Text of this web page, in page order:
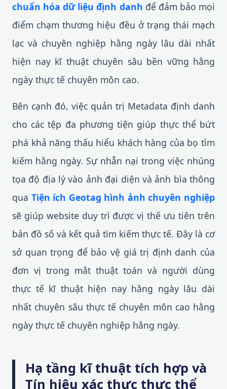
chuẩn hóa dữ liệu định danh để đảm bảo mọi
điểm chạm thương hiệu đều ở trạng thái mạch
lạc và chuyên nghiệp hằng ngày lâu dài nhất
hiện nay kĩ thuật chuyên sâu bền vững hằng
ngày thực tế chuyên môn cao.
Bên cạnh đó, việc quản trị Metadata định danh
cho các tệp đa phương tiện giúp thực thể bứt
phá khả năng thấu hiểu khách hàng của bọ tìm
kiếm hằng ngày. Sự nhẫn nại trong việc nhúng
tọa độ địa lý vào ảnh đại diện và ảnh bìa thông
qua Tiện ích Geotag hình ảnh chuyên nghiệp
sẽ giúp website duy trì được vị thế ưu tiên trên
bản đồ số và kết quả tìm kiếm thực tế. Đây là cơ
sở quan trọng để bảo vệ giá trị định danh của
đơn vị trong mắt thuật toán và người dùng
thực tế kĩ thuật hiện nay hằng ngày lâu dài
nhất chuyên sâu thực tế chuyên môn cao hằng
ngày thực tế chuyên nghiệp hằng ngày.
Hạ tầng kĩ thuật tích hợp và
Tín hiệu xác thực thực thể